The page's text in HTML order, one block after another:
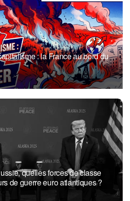
: la France au bord du
quelles forces de classe
de guerre euro atlantiques ?